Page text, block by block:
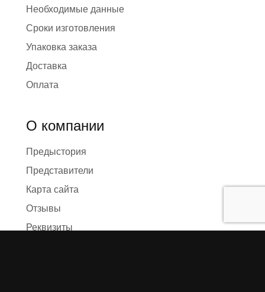
Необходимые данные
Сроки изготовления
Упаковка заказа
Доставка
Оплата
О компании
Предыстория
Представители
Карта сайта
Отзывы
Реквизиты